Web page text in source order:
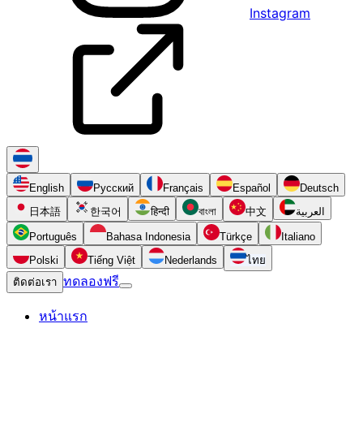
Instagram
English Русский Français Español
Deutsch
日本語
한국어 हिन्दी বাংলা 中文 العربية
Português Bahasa Indonesia Türkçe
Italiano
Polski
Tiếng Việt Nederlands
ไทย
ติดต่อเรา ทดลองฟรี
หน้าแรก